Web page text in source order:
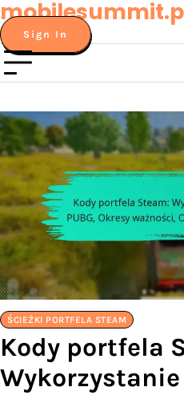
Skip
to
content
Sign In
ŚCIEŻKI PORTFELA STEAM
Kody portfela